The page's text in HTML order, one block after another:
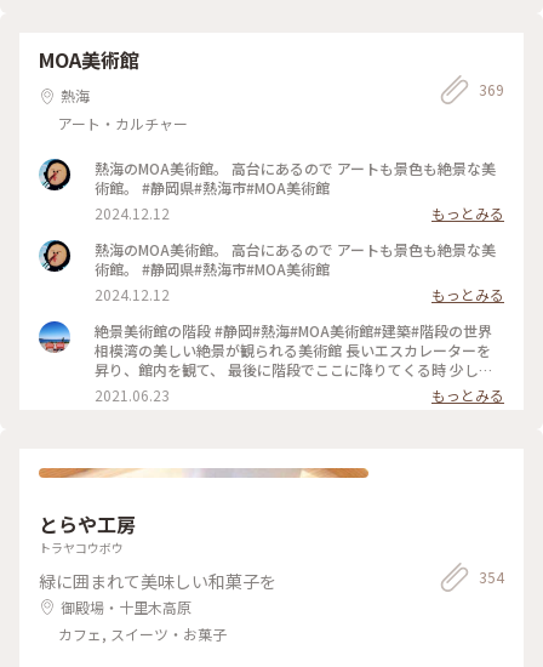
MOA美術館
熱海
アート・カルチャー
369
熱海のMOA美術館。 高台にあるので アートも景色も絶景な美
術館。 #静岡県#熱海市#MOA美術館
2024.12.12
もっとみる
熱海のMOA美術館。 高台にあるので アートも景色も絶景な美
術館。 #静岡県#熱海市#MOA美術館
2024.12.12
もっとみる
絶景美術館の階段 #静岡#熱海#MOA美術館#建築#階段の世界
相模湾の美しい絶景が観られる美術館 長いエスカレーターを
昇り、館内を観て、 最後に階段でここに降りてくる時 少しず
つ海が見えてくる 建物が額縁になり、階段を降りるごとに 海
の絵が大きくなって行きます。 この広場に出て振り返るとこの
2021.06.23 もっとみる
とらや工房
トラヤコウボウ
緑に囲まれて美味しい和菓子を
御殿場・十里木高原
カフェ, スイーツ・お菓子
354